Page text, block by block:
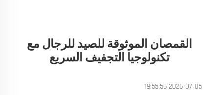
القمصان الموثوقة للصيد للرجال مع
تكنولوجيا التجفيف السريع
2026-07-05 19:55:56